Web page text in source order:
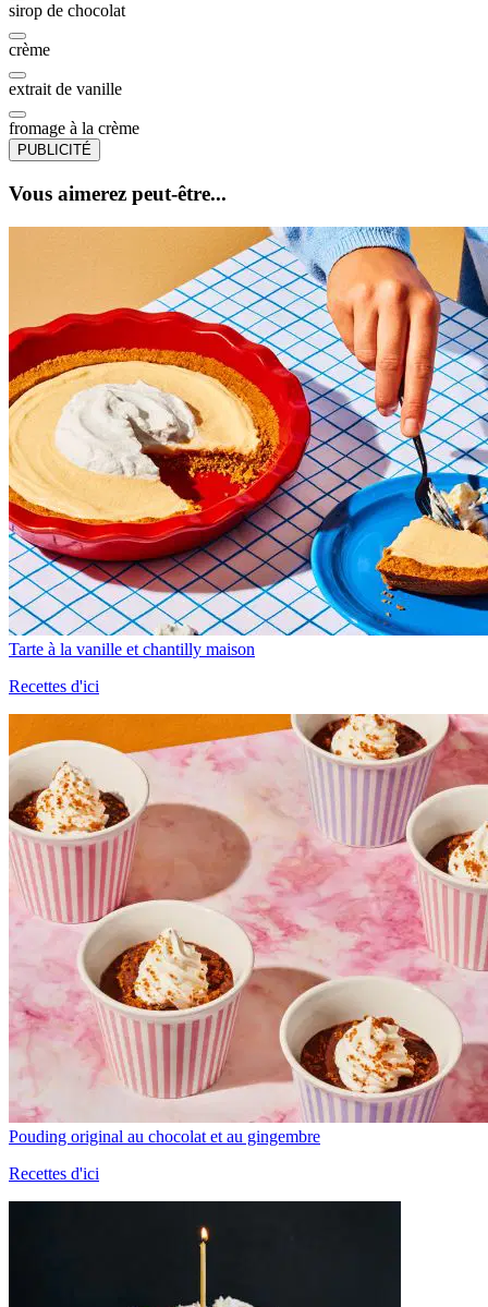
sirop de chocolat
crème
extrait de vanille
fromage à la crème
PUBLICITÉ
Vous aimerez peut-être...
Tarte à la vanille et chantilly maison
Recettes d'ici
Pouding original au chocolat et au gingembre
Recettes d'ici